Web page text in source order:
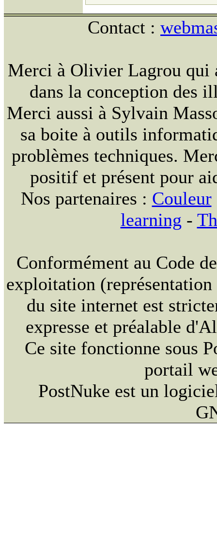
Contact :
Merci à Olivier Lagrou qui
dans la conception des
Merci aussi à Sylvain
sa boite à outils
problèmes techniques.
positif et présent pour
Nos partenaires : Couleur
learning -
Conformément au Code
exploitation
du site internet est
expresse et préalable
Ce site fonctionne sous
portail
PostNuke est un